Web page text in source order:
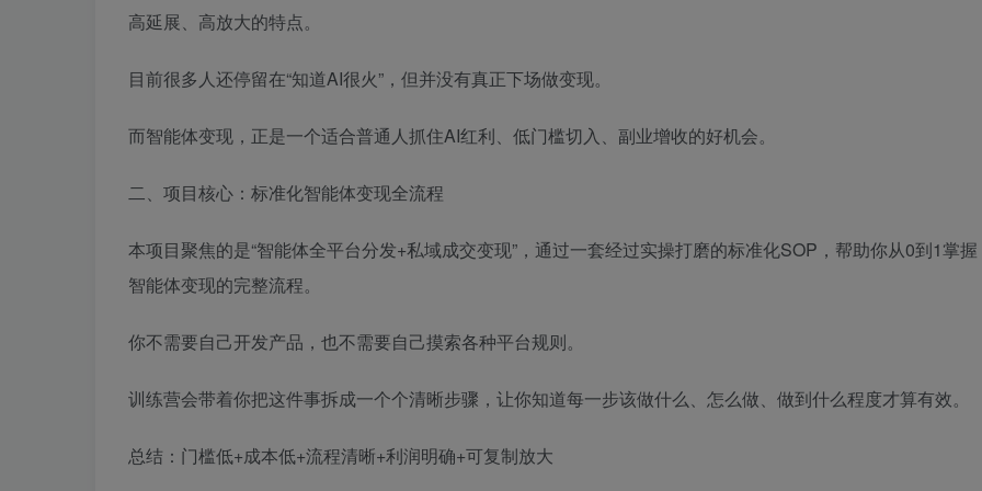
高延展、高放大的特点。
目前很多人还停留在“知道AI很火”，但并没有真正下场做变现。
而智能体变现，正是一个适合普通人抓住AI红利、低门槛切入、副业增收的好机会。
二、项目核心：标准化智能体变现全流程
本项目聚焦的是“智能体全平台分发+私域成交变现”，通过一套经过实操打磨的标准化SOP，帮助你从0到1掌握
智能体变现的完整流程。
你不需要自己开发产品，也不需要自己摸索各种平台规则。
训练营会带着你把这件事拆成一个个清晰步骤，让你知道每一步该做什么、怎么做、做到什么程度才算有效。
总结：门槛低+成本低+流程清晰+利润明确+可复制放大